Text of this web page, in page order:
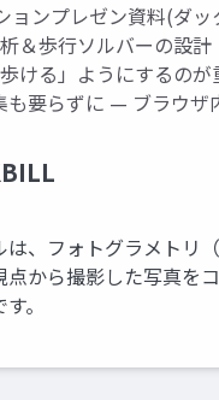
ンプレゼン資料(ダッ
歩行ソルバーの設計
ける」ようにするのが
要らずに — ブラウザ
、フォトグラメトリ
点から撮影した写真を
。